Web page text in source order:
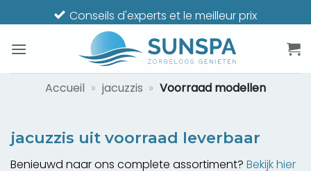
au
contenu
Conseils d'experts et le meilleur prix
Accueil » jacuzzis » Voorraad modellen
jacuzzis uit voorraad leverbaar
Benieuwd naar ons complete assortiment? Bekijk hier